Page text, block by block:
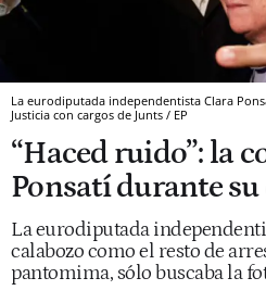
La eurodiputada independentista Clara
Justicia con cargos de Junts / EP
“Haced ruido”: la
Ponsatí durante
La eurodiputada
calabozo como el resto de
pantomima, sólo buscaba la